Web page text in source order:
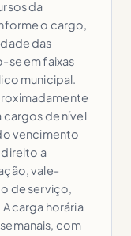
da
o cargo,
das
se em faixas
municipal.
cargos de nível
vencimento
a
vale-
de serviço,
carga horária
com